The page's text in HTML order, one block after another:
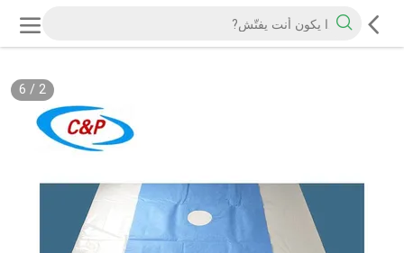
2
/
6